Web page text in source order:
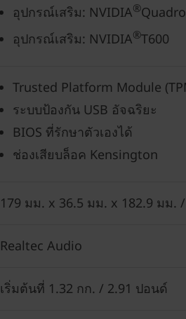
อุปกรณ์เสริม: NVIDIA®Quadro
อุปกรณ์เสริม: NVIDIA®T600
Trusted Platform Module
ระบบป้องกัน USB อัจฉริยะ
BIOS ที่รักษาตัวเองได้
ช่องเสียบล็อค Kensington
179 มม. x 36.5 มม. x 182.9 มม.
Realtec Audio
เริ่มต้นที่ 1.32 กก. / 2.91 ปอนด์